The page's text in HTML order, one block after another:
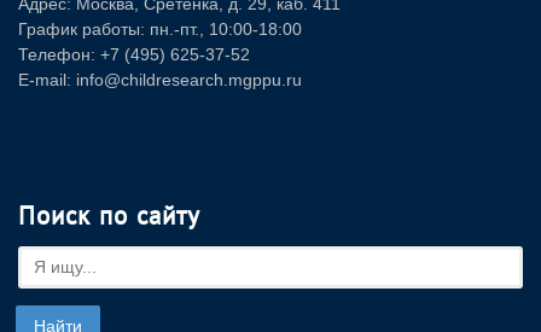
График работы: пн.-пт., 10:00-18:00
Телефон: +7 (495) 625-37-52
E-mail: info@childresearch.mgppu.ru
Поиск по сайту